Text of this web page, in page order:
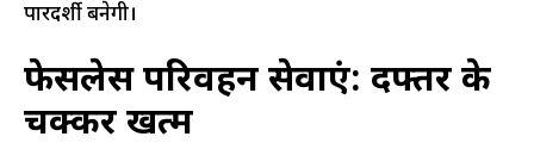
पारदर्शी बनेगी।
फेसलेस परिवहन सेवाएं: दफ्तर के
चक्कर खत्म